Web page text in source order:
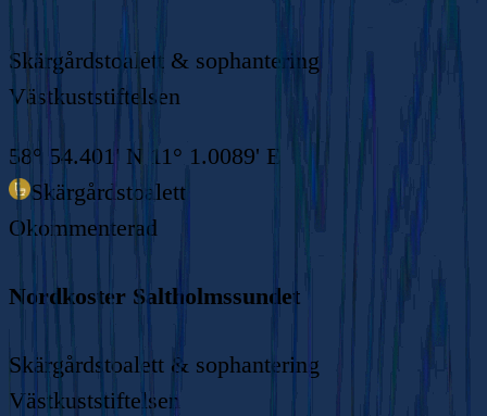
Skärgårdstoalett & sophantering
Västkuststiftelsen
58° 54.401' N 11° 1.0089' E
Skärgårdstoalett
Okommenterad
Nordkoster Saltholmssundet
Skärgårdstoalett & sophantering
Västkuststiftelsen